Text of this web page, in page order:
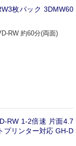
枚パック 3DMW60
RW 約60分(両面)
RW 1-2倍速 片面4.7
プリンター対応 GH-D